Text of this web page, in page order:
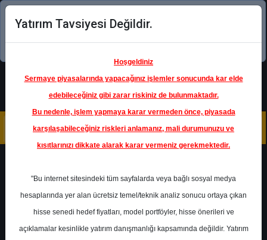
Şimdi uygulamayı indirin!
Ana Sayfa Raporlar
Ak Yatırım
Rapor Detay
Yatırım Tavsiyesi Değildir.
Hoşgeldiniz
Sermaye piyasalarında yapacağınız işlemler sonucunda kar elde
edebileceğiniz gibi zarar riskiniz de bulunmaktadır.
Bu nedenle, işlem yapmaya karar vermeden önce, piyasada
karşılaşabileceğiniz riskleri anlamanız, mali durumunuzu ve
kısıtlarınızı dikkate alarak karar vermeniz gerekmektedir.
"Bu internet sitesindeki tüm sayfalarda veya bağlı sosyal medya
hesaplarında yer alan ücretsiz temel/teknik analiz sonucu ortaya çıkan
hisse senedi hedef fiyatları, model portföyler, hisse önerileri ve
açıklamalar kesinlikle yatırım danışmanlığı kapsamında değildir. Yatırım